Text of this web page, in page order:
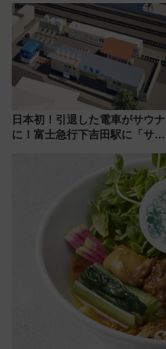
を食べ比べ【7月25日・26日開
催】
日本初！引退した電車がサウナ
に！富士急行下吉田駅に「サ電
業 行き交う電車の音や振動を
感じながら「ととのう」新感覚